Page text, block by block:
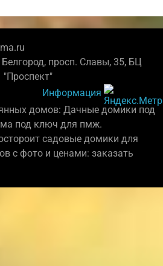
Белгород, просп. Славы, 35, БЦ
"Проспект"
Информация
домов: Дачные домики под
под ключ для пмж.
садовые домики для
с фото и ценами: заказать